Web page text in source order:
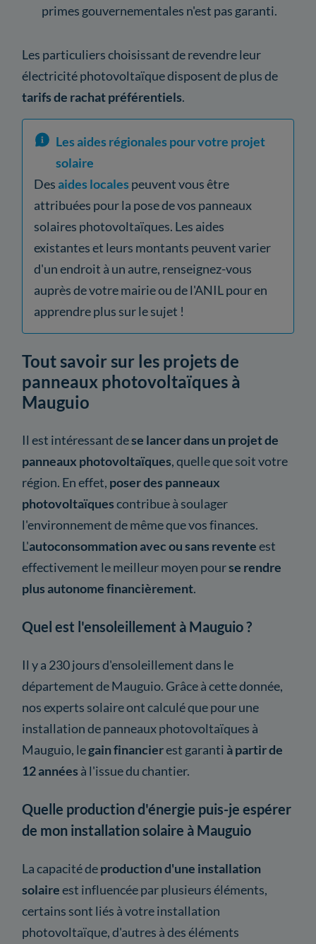
primes gouvernementales n'est pas garanti.
Les particuliers choisissant de revendre leur
électricité photovoltaïque disposent de plus de
tarifs de rachat préférentiels.
Les aides régionales pour votre projet
solaire
Desaides locales peuvent vous être
attribuées pour la pose de vos panneaux
solaires photovoltaïques. Les aides
existantes et leurs montants peuvent varier
d'un endroit à un autre, renseignez-vous
auprès de votre mairie ou de l'ANIL pour en
apprendre plus sur le sujet !
Tout savoir sur les projets de
panneaux photovoltaïques à
Mauguio
Il est intéressant dese lancer dans un projet de
panneaux photovoltaïques, quelle que soit votre
région. En effet, poser des panneaux
photovoltaïquescontribue à soulager
l'environnement de même que vos finances.
L'autoconsommation avec ou sans reventeest
effectivement le meilleur moyen pourse rendre
plus autonome financièrement.
Quel est l'ensoleillement à Mauguio ?
Il y a 230 jours d'ensoleillement dans le
département de Mauguio. Grâce à cette donnée,
nos experts solaire ont calculé que pour une
installation de panneaux photovoltaïques à
Mauguio, legain financierest garantià partir de
12 années à l'issue du chantier.
Quelle production d'énergie puis-je espérer
de mon installation solaire à Mauguio
La capacité deproduction d'une installation
solaireest influencée par plusieurs éléments,
certains sont liés à votre installation
photovoltaïque, d'autres à des éléments